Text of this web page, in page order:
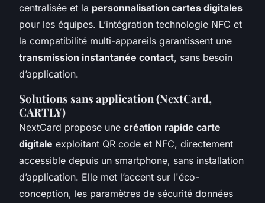
centralisée et la personnalisation cartes digitales
pour les équipes. L’intégration technologie NFC et
la compatibilité multi-appareils garantissent une
transmission instantanée contact, sans besoin
d’application.
Solutions sans application (NextCard,
CARTLY)
NextCard propose une création rapide carte
digitale exploitant QR code et NFC, directement
accessible depuis un smartphone, sans installation
d’application. Elle met l’accent sur l'éco-
conception, les paramètres de sécurité données